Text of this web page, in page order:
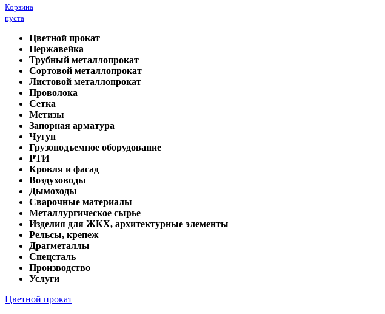
Корзина
пуста
Цветной прокат
Нержавейка
Трубный металлопрокат
Сортовой металлопрокат
Листовой металлопрокат
Проволока
Сетка
Метизы
Запорная арматура
Чугун
Грузоподъемное оборудование
РТИ
Кровля и фасад
Воздуховоды
Дымоходы
Сварочные материалы
Металлургическое сырье
Изделия для ЖКХ, архитектурные элементы
Рельсы, крепеж
Драгметаллы
Спецсталь
Производство
Услуги
Цветной прокат